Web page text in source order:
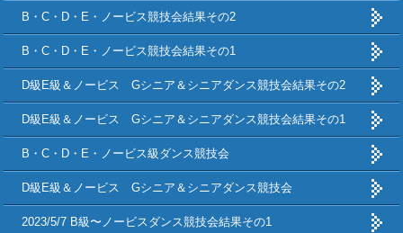
B・C・D・E・ノービス競技会結果その2
B・C・D・E・ノービス競技会結果その1
D級E級＆ノービス Gシニア＆シニアダンス競技会結果その2
D級E級＆ノービス Gシニア＆シニアダンス競技会結果その1
B・C・D・E・ノービス級ダンス競技会
D級E級＆ノービス Gシニア＆シニアダンス競技会
2023/5/7 B級〜ノービスダンス競技会結果その1